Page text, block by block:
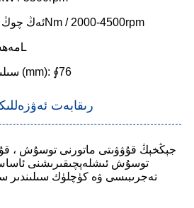
ئەڭ چوڭ بۇرۇلۇش مومېنتى: 250Nm / 2000-4500rpm
مەھسۇلاتنىڭ يۆتكىلىشى: 1.5L
سىلىندىر دىئامېتىرى * سەكتە (mm): ∮76
رىقابەت
توسۇش ئىشلەپچىقىرىشنى
تەجرىبىسى ۋە كۈچلۈك سىلىندىر